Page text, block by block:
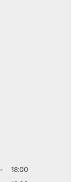
-
18:00